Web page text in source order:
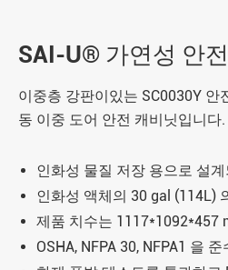
SAI-U® 가연성 안
이중층 강판이있는 SC0030Y 안
동 이중 도어 안전 캐비닛입니다.
인화성 물질 저장 용으로 설
인화성 액체의 30 gal (114L)
제품 치수는 1117*1092*457
OSHA, NFPA 30, NFPA1 을